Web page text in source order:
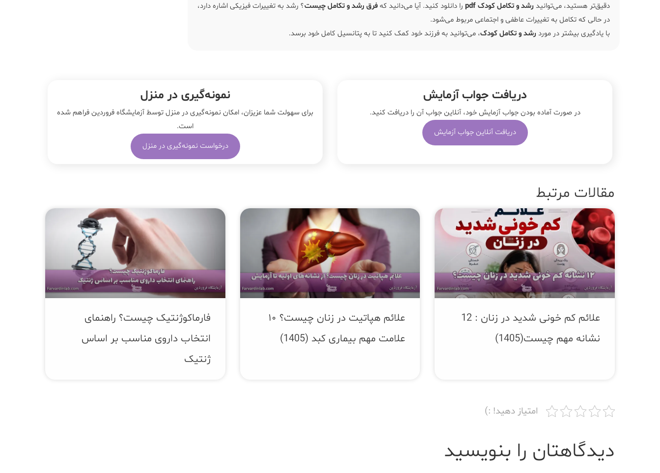
دقیق‌تر هستید، می‌توانید رشد و تکامل کودک pdf را دانلود کنید. آیا می‌دانید کهفرق رشد و تکامل چیست؟ رشد به تغییرات فیزیکی اشاره دارد،
در حالی که تکامل به تغییرات عاطفی و اجتماعی مربوط می‌شود.
با یادگیری بیشتر در مورد رشد و تکامل کودک، می‌توانید به فرزند خود کمک کنید تا به پتانسیل کامل خود برسد.
دریافت جواب آزمایش
در صورت آماده بودن جواب آزمایش خود، آنلاین جواب‌ آن را دریافت کنید.
دریافت آنلاین جواب آزمایش
نمونه‌‌گیری در منزل
برای سهولت شما عزیزان، امکان نمونه‌گیری در منزل توسط آزمایشگاه فروردین فراهم شده
است.
درخواست نمونه‌گیری در منزل
مقالات مرتبط
علائم کم‌ خونی شدید در زنان : 12
نشانه مهم چیست(1405)
علائم هپاتیت در زنان چیست؟ ۱۰
علامت مهم بیماری کبد (1405)
فارماکوژنتیک چیست؟ راهنمای
انتخاب داروی مناسب بر اساس
ژنتیک
امتیاز دهید! :)
دیدگاهتان را بنویسید